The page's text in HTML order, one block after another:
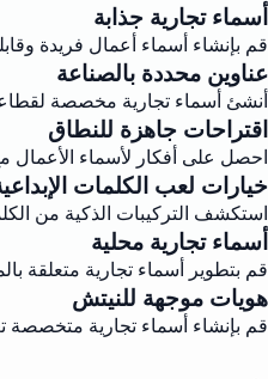
أسماء تجارية جذابة
قم بإنشاء أسماء أعمال فريدة
عناوين محددة بالصناعة
أنشئ أسماء تجارية مخصصة
اقتراحات جاهزة للنطاق
احصل على أفكار لأسماء الأعمال
خيارات لعب الكلمات
استكشف التركيبات الذكية من
أسماء تجارية محلية
قم بتطوير أسماء تجارية متعلقة
هويات موجهة للنيتش
قم بإنشاء أسماء تجارية متخصصة